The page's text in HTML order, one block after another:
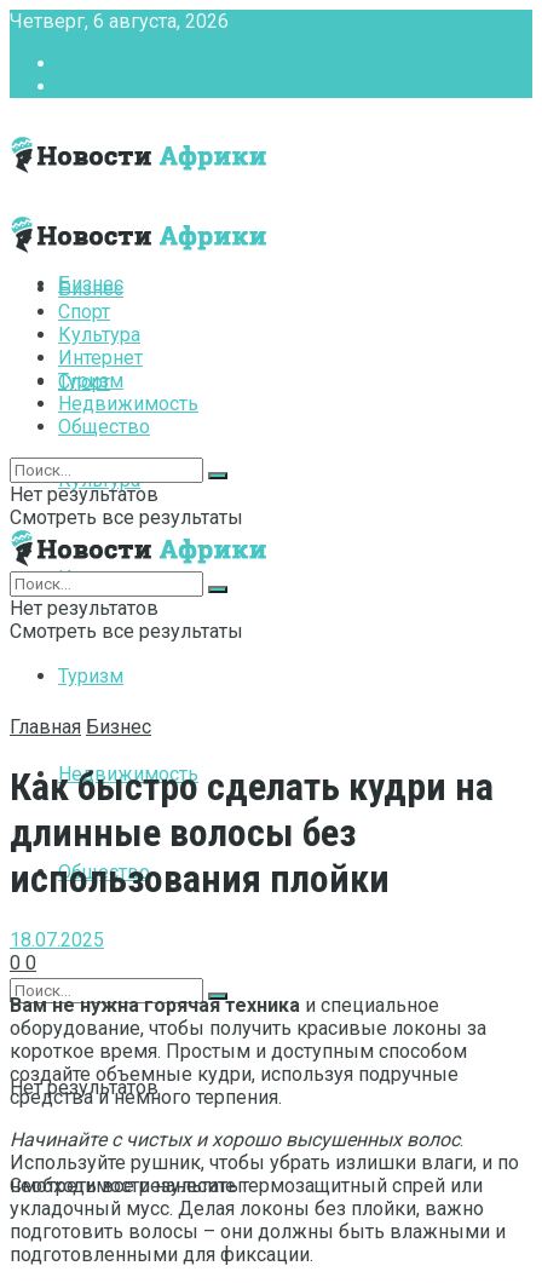
Четверг, 6 августа, 2026
Бизнес
Спорт
Культура
Интернет
Туризм
Недвижимость
Общество
Нет результатов
Смотреть все результаты
Бизнес
Спорт
Культура
Интернет
Туризм
Недвижимость
Общество
Нет результатов
Смотреть все результаты
Нет результатов
Смотреть все результаты
Главная Бизнес
Как быстро сделать кудри на
длинные волосы без
использования плойки
18.07.2025
0 0
Вам не нужна горячая техника и специальное
оборудование, чтобы получить красивые локоны за
короткое время. Простым и доступным способом
создайте объемные кудри, используя подручные
средства и немного терпения.
Начинайте с чистых и хорошо высушенных волос.
Используйте рушник, чтобы убрать излишки влаги, и по
необходимости нанесите термозащитный спрей или
укладочный мусс. Делая локоны без плойки, важно
подготовить волосы – они должны быть влажными и
подготовленными для фиксации.